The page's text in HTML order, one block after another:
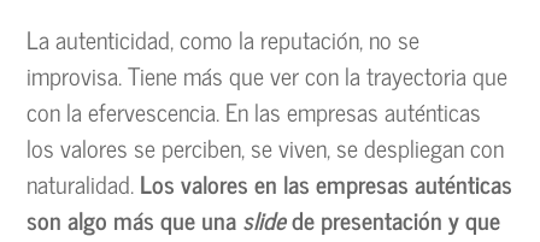
La autenticidad, como la reputación, no se
improvisa. Tiene más que ver con la trayectoria que
con la efervescencia. En las empresas auténticas
los valores se perciben, se viven, se despliegan con
naturalidad.Los valores en las empresas auténticas
son algo más que unaslidede presentación y que